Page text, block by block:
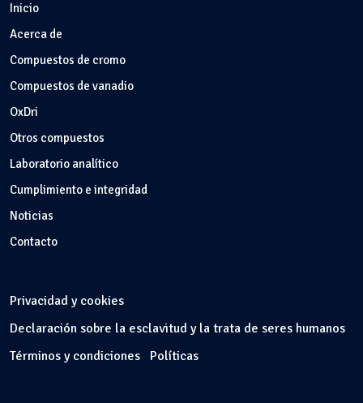
Inicio
Acerca de
Compuestos de cromo
Compuestos de vanadio
OxDri
Otros compuestos
Laboratorio analítico
Cumplimiento e integridad
Noticias
Contacto
Privacidad y cookies
Declaración sobre la esclavitud y la trata de seres humanos
Términos y condiciones
Políticas